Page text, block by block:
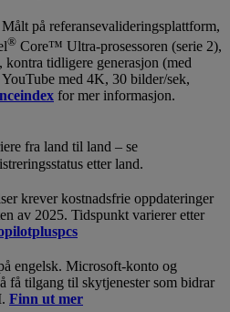
på referansevalideringsplattform,
® Core™ Ultra-prosessoren (serie 2),
tidligere generasjon (med
med 4K, 30 bilder/sek,
for mer informasjon.
fra land til land – se
etter land.
krever kostnadsfrie oppdateringer
av 2025. Tidspunkt varierer etter
engelsk. Microsoft-konto og
få tilgang til skytjenester som bidrar
Finn ut mer